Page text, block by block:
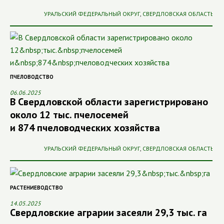
УРАЛЬСКИЙ ФЕДЕРАЛЬНЫЙ ОКРУГ, СВЕРДЛОВСКАЯ ОБЛАСТЬ
ПЧЕЛОВОДСТВО
06.06.2025
В Свердловской области зарегистрировано
около 12 тыс. пчелосемей
и 874 пчеловодческих хозяйства
УРАЛЬСКИЙ ФЕДЕРАЛЬНЫЙ ОКРУГ, СВЕРДЛОВСКАЯ ОБЛАСТЬ
РАСТЕНИЕВОДСТВО
14.05.2025
Свердловские аграрии засеяли 29,3 тыс. га